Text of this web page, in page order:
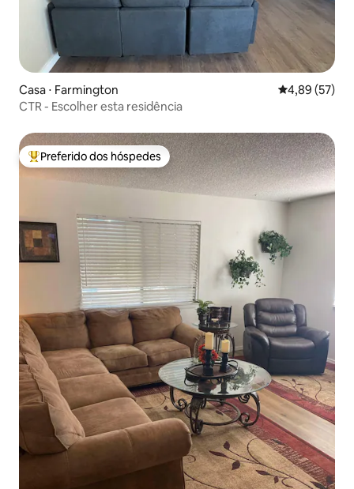
Casa ⋅ Farmington 4,89 de uma
4,89 (57)
CTR - Escolher esta residência
Entre os melhores preferidos dos hóspedes
Preferido dos hóspedes